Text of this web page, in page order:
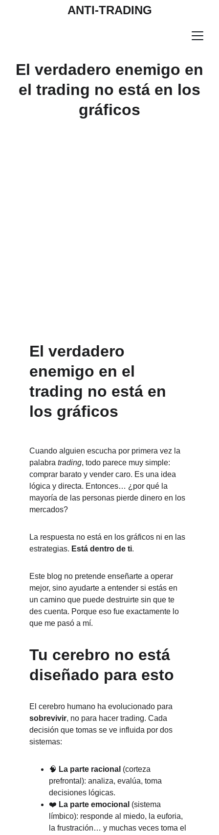
ANTI-TRADING
El verdadero enemigo en
el trading no está en los
gráficos
El verdadero
enemigo en el
trading no está en
los gráficos
Cuando alguien escucha por primera vez la
palabra trading, todo parece muy simple:
comprar barato y vender caro. Es una idea
lógica y directa. Entonces… ¿por qué la
mayoría de las personas pierde dinero en los
mercados?
La respuesta no está en los gráficos ni en las
estrategias. Está dentro de ti.
Este blog no pretende enseñarte a operar
mejor, sino ayudarte a entender si estás en
un camino que puede destruirte sin que te
des cuenta. Porque eso fue exactamente lo
que me pasó a mí.
Tu cerebro no está
diseñado para esto
El cerebro humano ha evolucionado para
sobrevivir, no para hacer trading. Cada
decisión que tomas se ve influida por dos
sistemas:
🧠 La parte racional (corteza
prefrontal): analiza, evalúa, toma
decisiones lógicas.
❤️ La parte emocional (sistema
límbico): responde al miedo, la euforia,
la frustración… y muchas veces toma el